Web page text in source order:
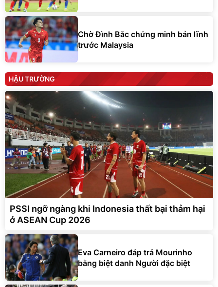
Chờ Đình Bắc chứng minh bản lĩnh
trước Malaysia
HẬU TRƯỜNG
PSSI ngỡ ngàng khi Indonesia thất bại thảm hại
ở ASEAN Cup 2026
Eva Carneiro đáp trả Mourinho
bằng biệt danh Người đặc biệt